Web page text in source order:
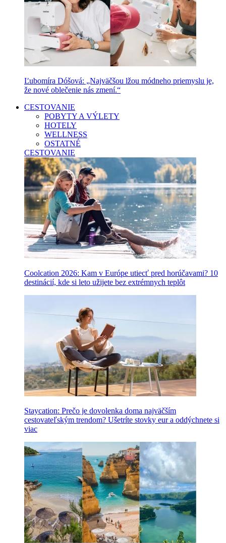
Ľubomíra Dóšová: „Najväčšou lžou módneho priemyslu je,
že nové oblečenie nás zmení.“
CESTOVANIE
POBYTY A VÝLETY
HOTELY
WELLNESS
OSTATNÉ
CESTOVANIE
Coolcation 2026: Kam v Európe utiecť pred horúčavami? 10
destinácií, kde si leto užijete bez extrémnych teplôt
Staycation: Prečo je dovolenka doma najväčším
cestovateľským trendom? Ušetríte stovky eur a oddýchnete si
viac